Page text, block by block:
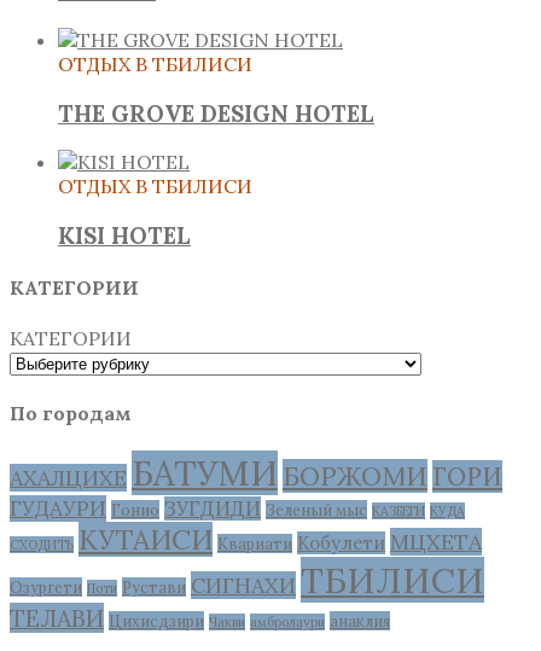
ОТДЫХ В ТБИЛИСИ
THE GROVE DESIGN HOTEL
ОТДЫХ В ТБИЛИСИ
KISI HOTEL
КАТЕГОРИИ
КАТЕГОРИИ
По городам
АХАЛЦИХЕ БАТУМИ БОРЖОМИ ГОРИ
ГУДАУРИ Гонио ЗУГДИДИ Зеленый мыс КАЗБЕГИ КУДА
СХОДИТЬ КУТАИСИ Квариати Кобулети МЦХЕТА
Озургети Поти Рустави СИГНАХИ ТБИЛИСИ
ТЕЛАВИ Цихисдзири Чакви амбролаури анаклия